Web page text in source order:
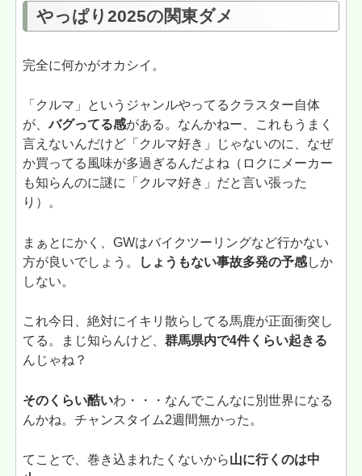
やっぱり2025の関東ダメ
完全に何かがオカシイ。
「クルマ」というジャンルやってるクラスター自体
が、バグってる感がある。なんかねー、これもうまく
言えないんだけど「クルマ好き」じゃないのに、なぜ
か買ってる風味が多過ぎるんだよね（ロクにメーカー
も知らんのに謎に「クルマ好き」だと言い張った
り）。
まぁとにかく、GWはバイクツーリングなど行かない
方が良いでしょう。
しょうもない事故多発の予感しか
しない。
これ今日、絶対にイキリ散らしてる馬鹿が正面衝突し
てる。まじ知らんけど、群馬県内で4件くらい起きる
んじゃね？
そのくらい酷いわ・・・なんでこんなに別世界になる
んかね。チャンスタイム2週間無かった。
てことで、巻き込まれたくないから山に行くのは中